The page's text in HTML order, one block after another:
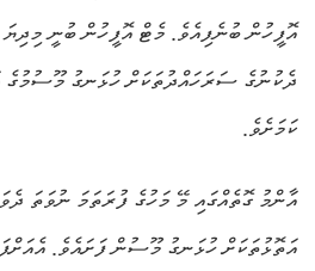
އޮފީހުން ބުނެފިއެވެ. މެޓް އޮފީހުން ބުނީ
ދެކުނުގެ ސަރަހައްދުތަކަށް ހުޅަނގު
ކަމަށެވެ.
އާންމު ގޮތެއްގައި މޭ މަހުގެ ފުރަތަމަ ނުވަތަ
އަތޮޅުތަކަށް ހުޅަނގު މޫސުން ފަށައެވެ.